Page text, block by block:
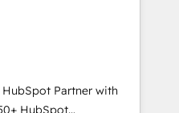
AI to design connected
scalable revenue
RevOps, CRM and data
and strategic marketing,
FLAIR framework
Partner with
HubSpot